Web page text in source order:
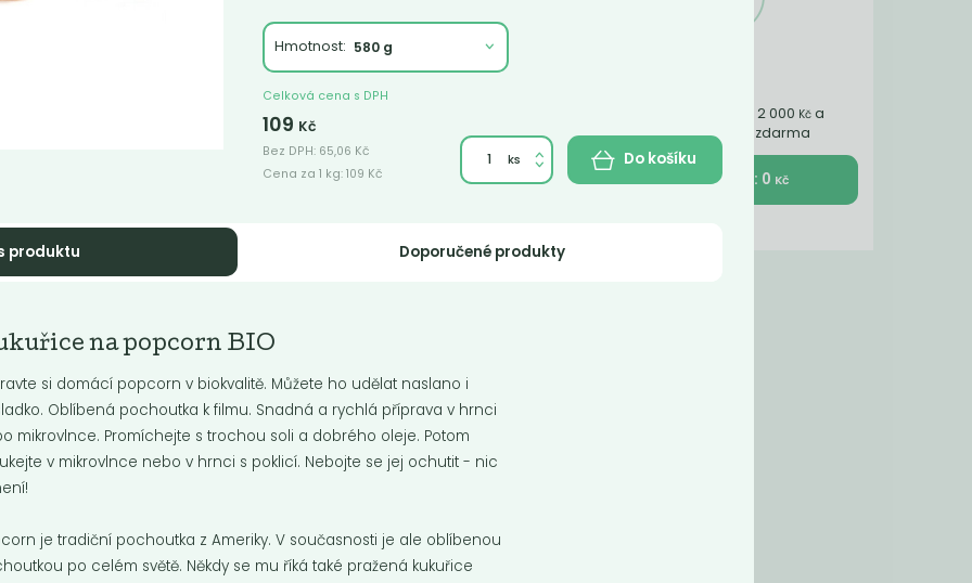
Nakupte ještě za 2 000 Kč a
získáte dopravu zdarma
K pokladně : 0 Kč
lněné semínko se používá jako
chlebů a pečiva, kterým
dodává...
Do košíku:(31,50Kč)
Kč / Kg
Můžeme je použít k přímé konzumaci
Do košíku: (62,65 Kč
250 Kč / Kg
Hmotnost:
Celková cena s DPH
109 Kč
Bez DPH: 65,06 Kč
Cena za 1 kg: 109 Kč
Do košíku
produktu Doporučené produkty
na popcorn BIO
si domácí popcorn v biokvalitě. Můžete ho udělat naslano i
Oblíbená pochoutka k filmu. Snadná a rychlá příprava v hrnci
mikrovlnce. Promíchejte s trochou soli a dobrého oleje. Potom
v mikrovlnce nebo v hrnci s poklicí. Nebojte se jej ochutit - nic
je tradiční pochoutka z Ameriky. V současnosti je ale oblíbenou
po celém světě. Někdy se mu říká také pražená kukuřice